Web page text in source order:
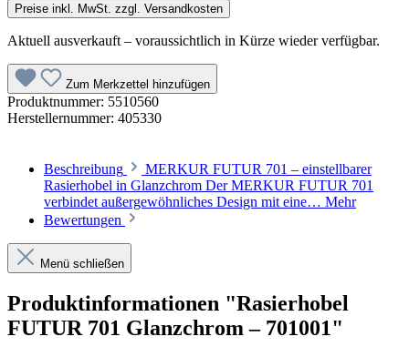
Preise inkl. MwSt. zzgl. Versandkosten
Aktuell ausverkauft – voraussichtlich in Kürze wieder verfügbar.
Zum Merkzettel hinzufügen
Produktnummer: 5510560
Herstellernummer: 405330
Beschreibung
MERKUR FUTUR 701 – einstellbarer
Rasierhobel in Glanzchrom Der MERKUR FUTUR 701
verbindet außergewöhnliches Design mit eine… Mehr
Bewertungen
Menü schließen
Produktinformationen "Rasierhobel
FUTUR 701 Glanzchrom – 701001"